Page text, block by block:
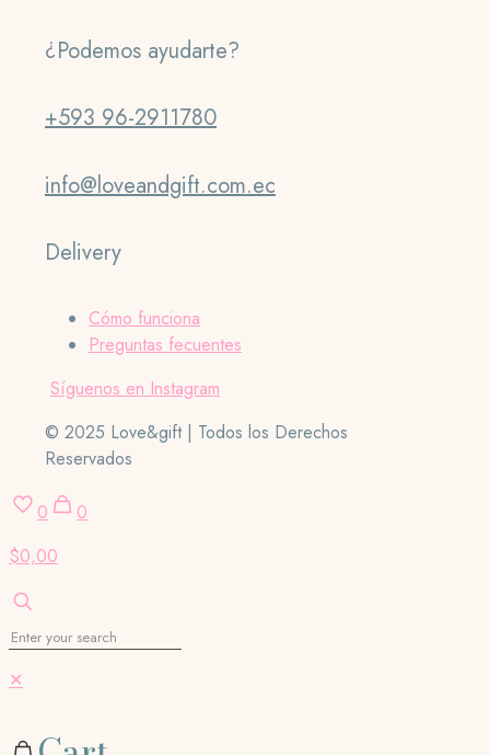
¿Podemos ayudarte?
+593 96-2911780
info@loveandgift.com.ec
Delivery
Cómo funciona
Preguntas fecuentes
Síguenos en Instagram
© 2025 Love&gift | Todos los Derechos
Reservados
0
0
$0,00
✕